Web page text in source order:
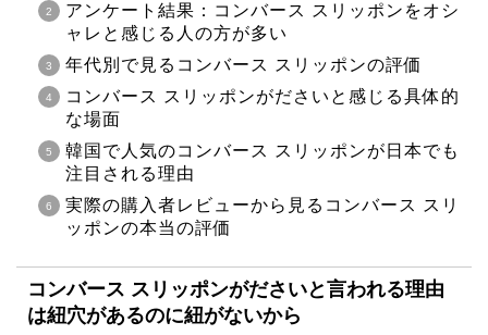
アンケート結果：コンバース スリッポンをオシ
ャレと感じる人の方が多い
年代別で見るコンバース スリッポンの評価
コンバース スリッポンがださいと感じる具体的
な場面
韓国で人気のコンバース スリッポンが日本でも
注目される理由
実際の購入者レビューから見るコンバース スリ
ッポンの本当の評価
コンバース スリッポンがださいと言われる理由
は紐穴があるのに紐がないから